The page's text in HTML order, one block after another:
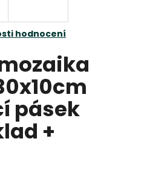
hodnocení
pásek
+